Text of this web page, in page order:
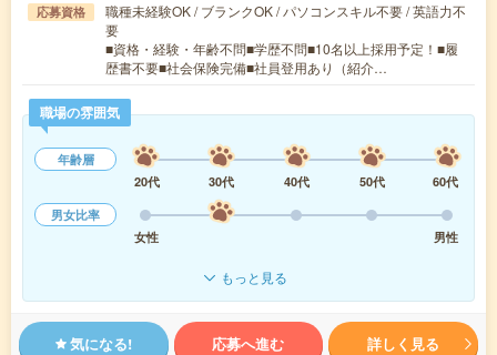
応募資格
職種未経験OK / ブランクOK / パソコンスキル不要 / 英語力不
要
■資格・経験・年齢不問■学歴不問■10名以上採用予定！■履
歴書不要■社会保険完備■社員登用あり（紹介…
職場の雰囲気
年齢層
20代
30代 40代 50代
60代
男女比率
女性
男性
もっと見る
気になる! 応募へ進む 詳しく見る